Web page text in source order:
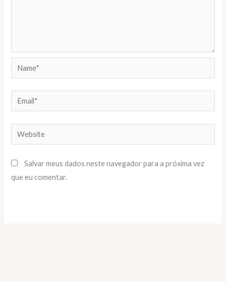
Name*
Email*
Website
Salvar meus dados neste navegador para a próxima vez
que eu comentar.